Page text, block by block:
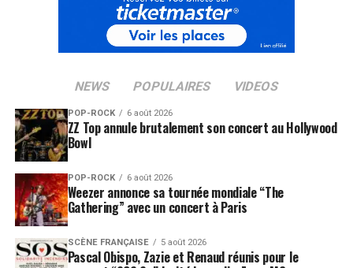
NEWS POPULAIRES VIDEOS
POP-ROCK 6 août 2026
ZZ Top annule brutalement son concert au Hollywood
Bowl
POP-ROCK 6 août 2026
Weezer annonce sa tournée mondiale “The
Gathering” avec un concert à Paris
SCÈNE FRANÇAISE 5 août 2026
Pascal Obispo, Zazie et Renaud réunis pour le